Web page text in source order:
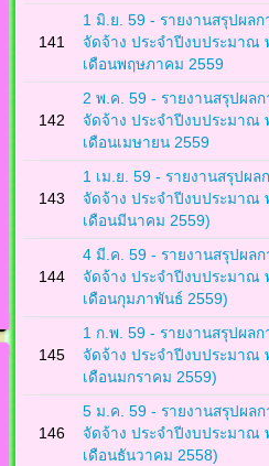
141
1 มิ.ย. 59 - รายงานสรุปผล
จัดจ้าง ประจำปีงบประมาณ
เดือนพฤษภาคม 2559
142
2 พ.ค. 59 - รายงานสรุปผล
จัดจ้าง ประจำปีงบประมาณ
เดือนเมษายน 2559
143
1 เม.ย. 59 - รายงานสรุปผล
จัดจ้าง ประจำปีงบประมาณ
เดือนมีนาคม 2559)
144
4 มี.ค. 59 - รายงานสรุปผล
จัดจ้าง ประจำปีงบประมาณ
เดือนกุมภาพันธ์ 2559)
145
1 ก.พ. 59 - รายงานสรุปผล
จัดจ้าง ประจำปีงบประมาณ
เดือนมกราคม 2559)
146
5 ม.ค. 59 - รายงานสรุปผล
จัดจ้าง ประจำปีงบประมาณ
เดือนธันวาคม 2558)